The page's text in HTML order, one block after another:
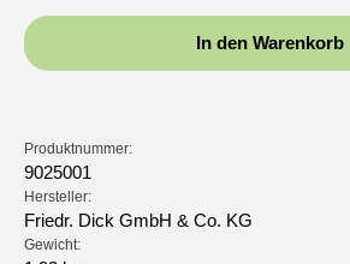
In den Warenkorb
Produktnummer:
9025001
Hersteller:
Friedr. Dick GmbH & Co. KG
Gewicht: